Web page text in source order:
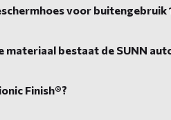
voor
materiaal bestaat de SUNN
Finish®?